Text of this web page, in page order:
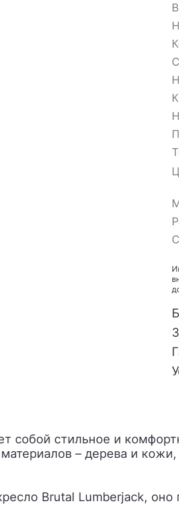
Информация о технических характеристиках, комплекте поставки, стране изготовления,
– дерева и
Brutal Lumberjack,